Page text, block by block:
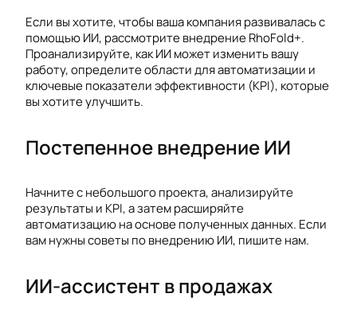
Если вы хотите, чтобы ваша компания развивалась с
помощью ИИ, рассмотрите внедрение RhoFold+.
Проанализируйте, как ИИ может изменить вашу
работу, определите области для автоматизации и
ключевые показатели эффективности (KPI), которые
вы хотите улучшить.
Постепенное внедрение ИИ
Начните с небольшого проекта, анализируйте
результаты и KPI, а затем расширяйте
автоматизацию на основе полученных данных. Если
вам нужны советы по внедрению ИИ, пишите нам.
ИИ-ассистент в продажах